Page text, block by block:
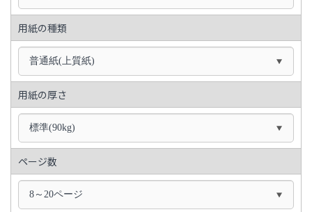
用紙の種類
普通紙(上質紙)
用紙の厚さ
標準(90kg)
ページ数
8～20ページ